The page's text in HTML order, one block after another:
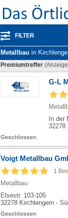
FILTER
Metallbau in
Premiumtreffer
G-L
In der
32278
Voigt Metallbau
1
Metallbau
Elsestr. 103-105
32278 Kirchlengern -